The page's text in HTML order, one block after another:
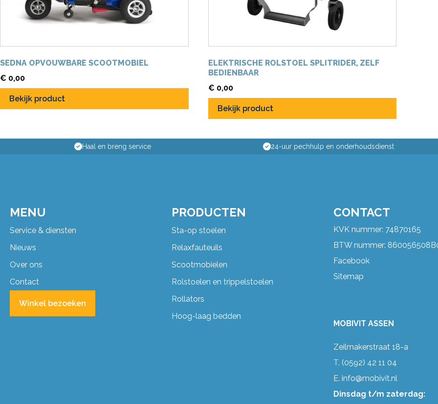
SEDNA OPVOUWBARE SCOOTMOBIEL
€ 0,00
Bekijk product
ELEKTRISCHE ROLSTOEL SPLITRIDER, ZELF
BEDIENBAAR
€ 0,00
Bekijk product
Haal en breng service 24-uur pechhulp en onderhoudsdienst
MENU
Service & diensten
Nieuws
Over ons
Contact
Winkel bezoeken
PRODUCTEN
Sta-op stoelen
Relaxfauteuils
Scootmobielen
Rolstoelen en trippelstoelen
Rollators
Hoog-laag bedden
CONTACT
KVK nummer: 74870165
BTW nummer:
Facebook
Sitemap
MOBIVIT ASSEN
Zeilmakerstraat 18-a
T. (0592) 42 11 04
E. info@mobivit.nl
Dinsdag t/m zaterdag: